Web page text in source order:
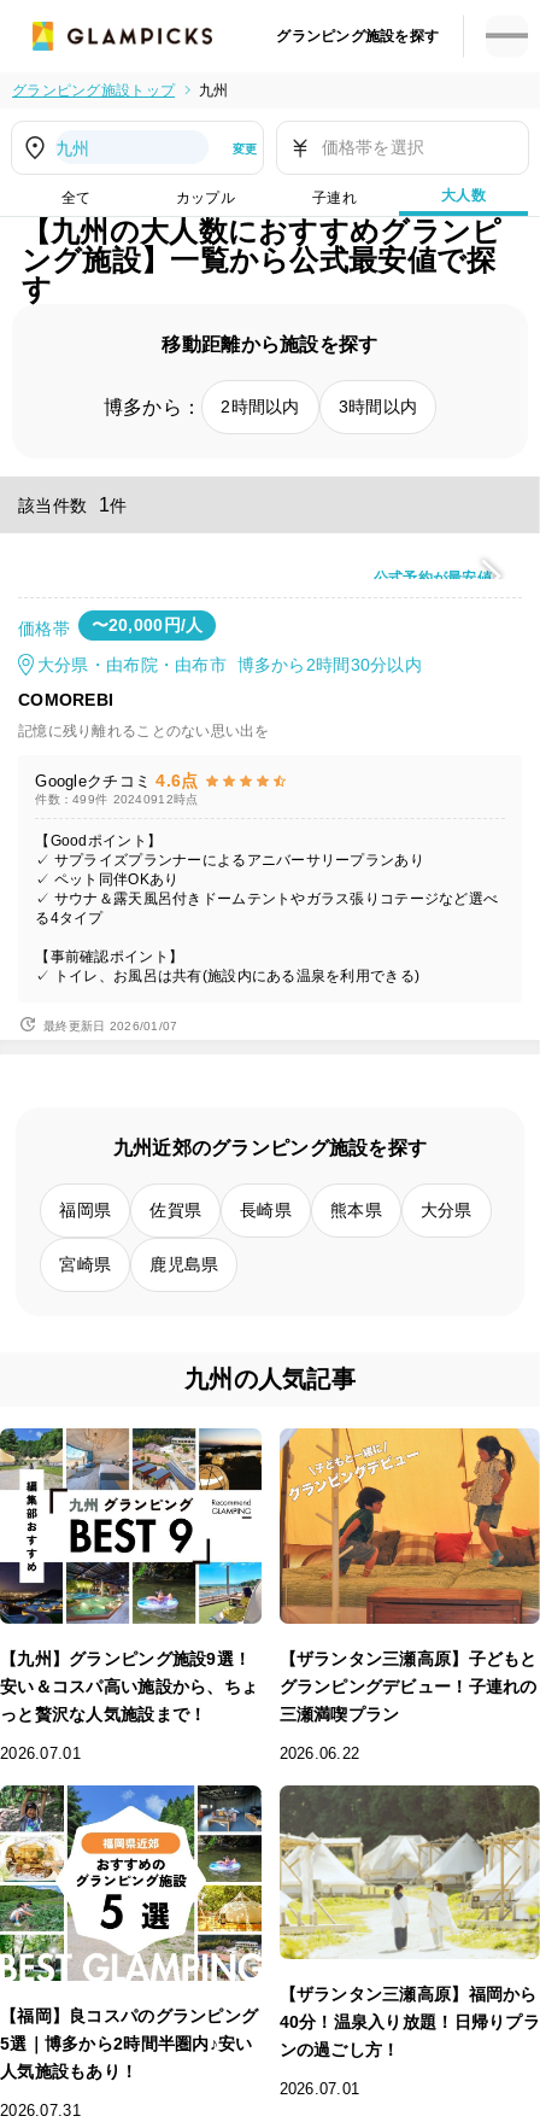
グランピング施設を探す
グランピング施設トップ 九州
九州 変更 価格帯を選択
全て カップル 子連れ 大人数
【九州の大人数におすすめグランピ
ング施設】一覧から公式最安値で探
す
移動距離から施設を探す
博多から： 2時間以内 3時間以内
該当件数 1件
公式予約が最安値
価格帯 〜20,000円/人
大分県・由布院・由布市 博多から2時間30分以内
COMOREBI
記憶に残り離れることのない思い出を
Googleクチコミ 4.6点
件数：499件 20240912時点
【Goodポイント】
✓ サプライズプランナーによるアニバーサリープランあり
✓ ペット同伴OKあり
✓ サウナ＆露天風呂付きドームテントやガラス張りコテージなど選べ
る4タイプ
【事前確認ポイント】
✓ トイレ、お風呂は共有(施設内にある温泉を利用できる)
最終更新日 2026/01/07
九州近郊のグランピング施設を探す
福岡県 佐賀県 長崎県 熊本県 大分県
宮崎県 鹿児島県
九州の人気記事
【九州】グランピング施設9選！
安い＆コスパ高い施設から、ちょ
っと贅沢な人気施設まで！
2026.07.01
【ザランタン三瀬高原】子どもと
グランピングデビュー！子連れの
三瀬満喫プラン
2026.06.22
【福岡】良コスパのグランピング
5選｜博多から2時間半圏内♪安い
人気施設もあり！
2026.07.31
【ザランタン三瀬高原】福岡から
40分！温泉入り放題！日帰りプラ
ンの過ごし方！
2026.07.01